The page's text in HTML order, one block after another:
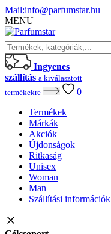
Mail:info@parfumstar.hu
MENU
Ingyenes
szállítás a kiválasztott
termékekre
0
Termékek
Márkák
Akciók
Újdonságok
Ritkaság
Unisex
Woman
Man
Szállítási információk